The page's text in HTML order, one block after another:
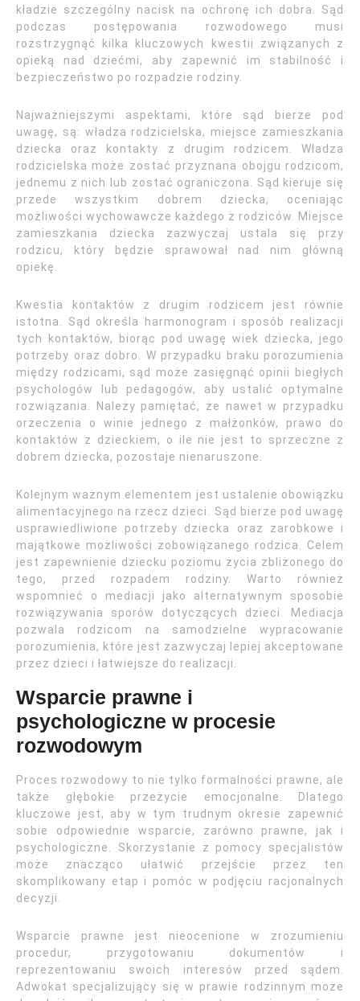
kładzie szczególny nacisk na ochronę ich dobra. Sąd
podczas postępowania rozwodowego musi
rozstrzygnąć kilka kluczowych kwestii związanych z
opieką nad dziećmi, aby zapewnić im stabilność i
bezpieczeństwo po rozpadzie rodziny.
Najważniejszymi aspektami, które sąd bierze pod
uwagę, są: władza rodzicielska, miejsce zamieszkania
dziecka oraz kontakty z drugim rodzicem. Władza
rodzicielska może zostać przyznana obojgu rodzicom,
jednemu z nich lub zostać ograniczona. Sąd kieruje się
przede wszystkim dobrem dziecka, oceniając
możliwości wychowawcze każdego z rodziców. Miejsce
zamieszkania dziecka zazwyczaj ustala się przy
rodzicu, który będzie sprawował nad nim główną
opiekę.
Kwestia kontaktów z drugim rodzicem jest równie
istotna. Sąd określa harmonogram i sposób realizacji
tych kontaktów, biorąc pod uwagę wiek dziecka, jego
potrzeby oraz dobro. W przypadku braku porozumienia
między rodzicami, sąd może zasięgnąć opinii biegłych
psychologów lub pedagogów, aby ustalić optymalne
rozwiązania. Należy pamiętać, że nawet w przypadku
orzeczenia o winie jednego z małżonków, prawo do
kontaktów z dzieckiem, o ile nie jest to sprzeczne z
dobrem dziecka, pozostaje nienaruszone.
Kolejnym ważnym elementem jest ustalenie obowiązku
alimentacyjnego na rzecz dzieci. Sąd bierze pod uwagę
usprawiedliwione potrzeby dziecka oraz zarobkowe i
majątkowe możliwości zobowiązanego rodzica. Celem
jest zapewnienie dziecku poziomu życia zbliżonego do
tego, przed rozpadem rodziny. Warto również
wspomnieć o mediacji jako alternatywnym sposobie
rozwiązywania sporów dotyczących dzieci. Mediacja
pozwala rodzicom na samodzielne wypracowanie
porozumienia, które jest zazwyczaj lepiej akceptowane
przez dzieci i łatwiejsze do realizacji.
Wsparcie prawne i
psychologiczne w procesie
rozwodowym
Proces rozwodowy to nie tylko formalności prawne, ale
także głębokie przeżycie emocjonalne. Dlatego
kluczowe jest, aby w tym trudnym okresie zapewnić
sobie odpowiednie wsparcie, zarówno prawne, jak i
psychologiczne. Skorzystanie z pomocy specjalistów
może znacząco ułatwić przejście przez ten
skomplikowany etap i pomóc w podjęciu racjonalnych
decyzji.
Wsparcie prawne jest nieocenione w zrozumieniu
procedur, przygotowaniu dokumentów i
reprezentowaniu swoich interesów przed sądem.
Adwokat specjalizujący się w prawie rodzinnym może